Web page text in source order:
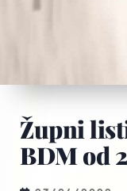
Župni
BDM od